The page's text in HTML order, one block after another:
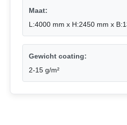
Maat:
L:4000 mm x H:2450 mm x
Gewicht coating:
2-15 g/m²